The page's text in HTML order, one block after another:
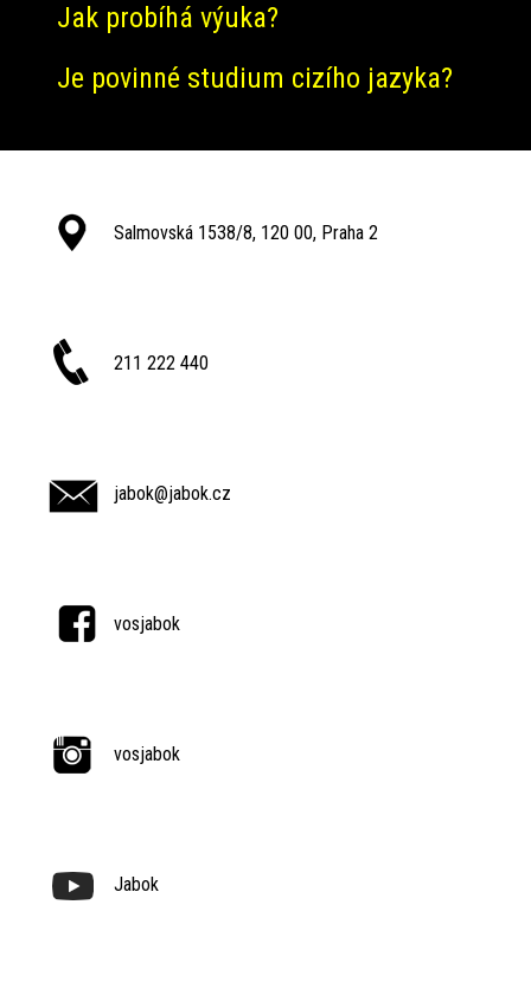
Jak probíhá výuka?
Je povinné studium cizího jazyka?
Salmovská 1538/8, 120 00, Praha 2
211 222 440
jabok@jabok.cz
vosjabok
vosjabok
Jabok